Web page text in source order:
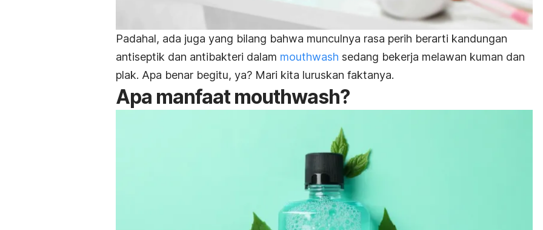
Padahal, ada juga yang bilang bahwa munculnya rasa perih berarti kandungan
antiseptik dan antibakteri dalam mouthwash sedang bekerja melawan kuman dan
plak. Apa benar begitu, ya? Mari kita luruskan faktanya.
Apa manfaat mouthwash?